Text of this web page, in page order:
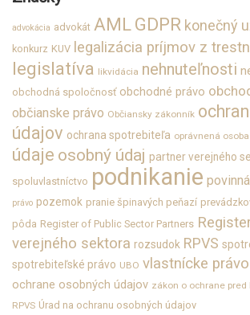
advokácia advokát AML GDPR konečný
konkurz KUV legalizácia príjmov z
legislatíva likvidácia nehnuteľnosti
obchodná spoločnosť obchodné právo
občianske právo Občiansky zákonník
údajov ochrana spotrebiteľa oprávnená osoba
údaje osobný údaj partner verejného
spoluvlastníctvo podnikanie
právo pozemok pranie špinavých peňazí
pôda Register of Public Sector Partners
verejného sektora rozsudok RPVS
spotrebiteľské právo UBO vlastnícke právo
ochrane osobných údajov zákon o ochrane
RPVS Úrad na ochranu osobných údajov